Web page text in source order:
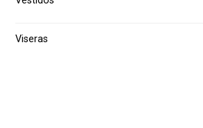
Viseras